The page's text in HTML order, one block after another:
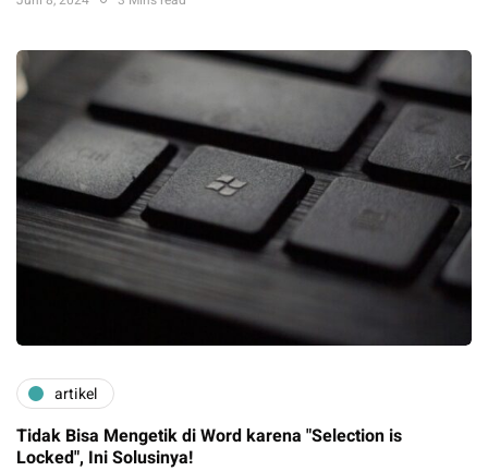
artikel
Tidak Bisa Mengetik di Word karena "Selection is
Locked", Ini Solusinya!